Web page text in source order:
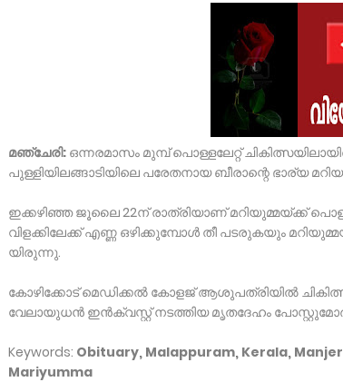
മഞ്ചേരി: ഒ­ന്ന­ര­മാ­സം മു­മ്പ് പൊള്ളലേറ്റ്
പുള്ളിയിലങ്ങാ­ടി­യിലെ പരേതനായ ബീരാന്റെ ഭാര്യ
ഇക്കഴിഞ്ഞ ജൂലൈ 22ന് രാത്രിയാ­ണ് മ­റി­യു­മ്മ­യ്­ക്ക്
വിളക്കിലേക്ക് എണ്ണ ഒഴിക്കുമ്പോള്‍ തീ പടരു­ക­യും
യി­രുന്നു.
കോഴിക്കോട് മെഡിക്കല്‍ കോളജ് ആശുപത്രിയില്‍
വേലായുധന്‍ ഇന്‍ക്വസ്റ്റ് ന­ട­ത്തി­യ മൃ­ത­ദേ­ഹം
Keywords: Obituary, Malappuram, Kerala,
Mariyumma